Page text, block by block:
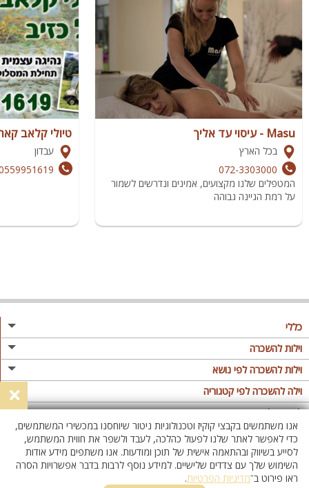
Masu - עיסוי עד אליך
בכל הארץ
072-3303000
המטפלים שלנו מקצועים, אמינים ונדרשים לשמור
על רמת הגיינה גבוהה
טיולי קלאב
עבדון
כללי
מגזין
פרסום באתר
תקנון
מדיניות פרטיות
וילות להשכרה
וילות בצפון
וילות במרכז
וילות בדרום
וילות באילת
וילות בשרון
וילות באזור החרמון
וילות להשכרה לפי נושא
וילה לזוגות
וילות למשפחות
וילות לציבור הדתי
אירוח דרוזי
וילות למסיבות
וילה להשכרה לפי קטגוריה
וילות עם בריכה
וילה עם בריכה מחוממת
וילה עם בריכה מחוממת מקורה
וילות עם סאונה
לופטים להשכרה
לופט
לופטים בצפון
לופטים בדרום
×
אנו משתמשים בקבצי קוקיז וטכנולוגיות ניטור שיוחסנו במכשירי המשתמשים,
כדי לאפשר לאתר שלנו לפעול כהלכה, לעבד ולשפר את חווית המשתמש,
לסייע בשיווק ובהתאמה אישית של תוכן ומודעות. אנו משתפים מידע אודות
השימוש שלך עם צדדים שלישיים. למידע נוסף לרבות בדבר אפשרויות הסרה
ראו פירוט ב־מדיניות הפרטיות.